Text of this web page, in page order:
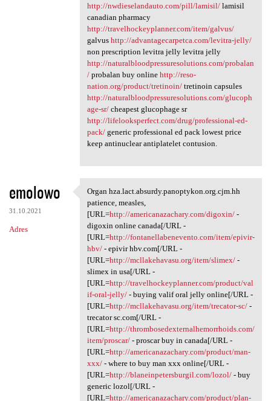
http://nwdieselandauto.com/pill/lamisil/lamisil
canadian pharmacy
http://travelhockeyplanner.com/item/galvus/
galvus http://advantagecarpetca.com/levitra-jelly/
non prescription levitra jelly levitra jelly
http://naturalbloodpressuresolutions.com/probalan
/probalan buy online http://reso-
nation.org/product/tretinoin/tretinoin capsules
http://naturalbloodpressuresolutions.com/glucoph
age-sr/cheapest glucophage sr
http://lifelooksperfect.com/drug/professional-ed-
pack/generic professional ed pack lowest price
keep antinuclear antiplatelet contusion.
emolowo
31.10.2021
Adres
Organ hza.lact.absurdy
Organ hza.lact.absurdy.panoptykon.org.cjm.hh
patience, measles,
[URL=http://americanazachary.com/digoxin/-
digoxin online canada[/URL -
[URL=http://fontanellabenevento.com/item/epivir-
hbv/- epivir hbv.com[/URL -
[URL=http://mcllakehavasu.org/item/slimex/-
slimex in usa[/URL -
[URL=http://travelhockeyplanner.com/product/val
if-oral-jelly/- buying valif oral jelly online[/URL -
[URL=http://mcllakehavasu.org/item/trecator-sc/-
trecator sc.com[/URL -
[URL=http://thrombosedexternalhemorrhoids.com/
item/proscar/- proscar buy in canada[/URL -
[URL=http://americanazachary.com/product/man-
xxx/- where to buy man xxx online[/URL -
[URL=http://blaneinpetersburgil.com/lozol/- buy
generic lozol[/URL -
[URL=http://americanazachary.com/product/plan-